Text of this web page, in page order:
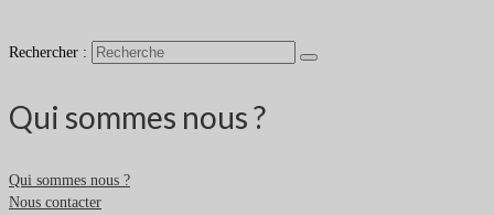
Rechercher :
Qui sommes nous ?
Qui sommes nous ?
Nous contacter